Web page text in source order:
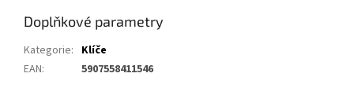
Doplňkové parametry
Kategorie: Klíče
EAN: 5907558411546